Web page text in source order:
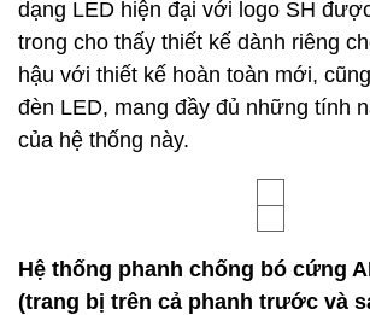
dạng LED hiện đại với logo SH
trong cho thấy thiết kế dành riêng
hậu với thiết kế hoàn toàn mới,
đèn LED, mang đầy đủ những tính
của hệ thống này.
Hệ thống phanh chống bó cứng
(trang bị trên cả phanh trước và